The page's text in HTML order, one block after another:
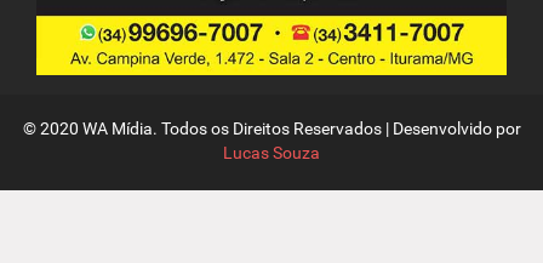
© 2020 WA Mídia. Todos os Direitos Reservados | Desenvolvido por
Lucas Souza